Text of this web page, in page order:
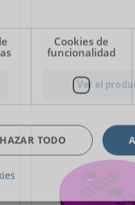
Ver el
Cookies de
funcionalidad
TODO